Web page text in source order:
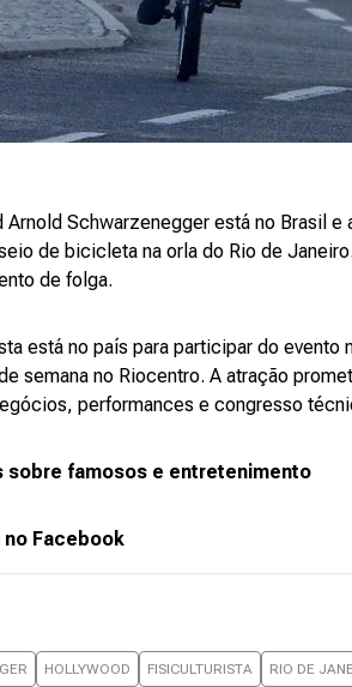
Schwarzenegger está no Brasil
de bicicleta na orla do Rio de
de folga.
está no país para participar do
semana no Riocentro. A atração
performances e congresso
sobre famosos e entretenimento
no Facebook
HOLLYWOOD FISICULTURISTA RIO DE